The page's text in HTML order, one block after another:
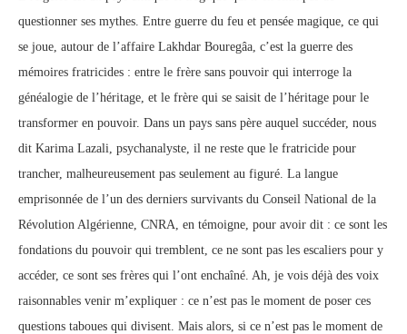
questionner ses mythes. Entre guerre du feu et pensée magique, ce qui
se joue, autour de l’affaire Lakhdar Bouregâa, c’est la guerre des
mémoires fratricides : entre le frère sans pouvoir qui interroge la
généalogie de l’héritage, et le frère qui se saisit de l’héritage pour le
transformer en pouvoir. Dans un pays sans père auquel succéder, nous
dit Karima Lazali, psychanalyste, il ne reste que le fratricide pour
trancher, malheureusement pas seulement au figuré. La langue
emprisonnée de l’un des derniers survivants du Conseil National de la
Révolution Algérienne, CNRA, en témoigne, pour avoir dit : ce sont les
fondations du pouvoir qui tremblent, ce ne sont pas les escaliers pour y
accéder, ce sont ses frères qui l’ont enchaîné. Ah, je vois déjà des voix
raisonnables venir m’expliquer : ce n’est pas le moment de poser ces
questions taboues qui divisent. Mais alors, si ce n’est pas le moment de